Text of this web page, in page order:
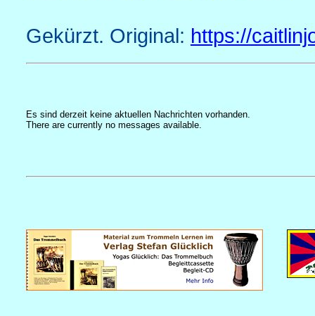
Gekürzt. Original: https://
Es sind derzeit keine aktuellen Nachrichten vorhanden.
There are currently no messages available.